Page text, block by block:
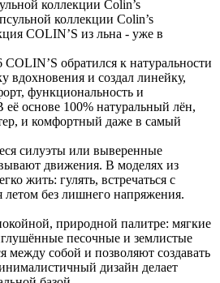
коллекции Colin’s
COLIN’S из льна - уже в
COLIN’S обратился к натуральности
вдохновения и создал линейку,
функциональность и
её основе 100% натуральный лён,
и комфортный даже в самый
силуэты или выверенные
движения. В моделях из
жить: гулять, встречаться с
летом без лишнего напряжения.
природной палитре: мягкие
песочные и землистые
между собой и позволяют создавать
дизайн делает